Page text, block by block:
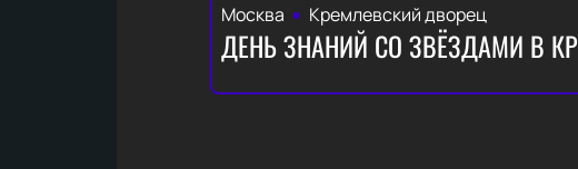
Москва Кремлевский дворец
ДЕНЬ ЗНАНИЙ СО ЗВЁЗДАМИ В